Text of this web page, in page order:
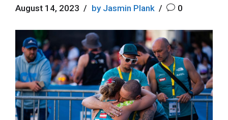
August 14, 2023 by Jasmin Plank 0